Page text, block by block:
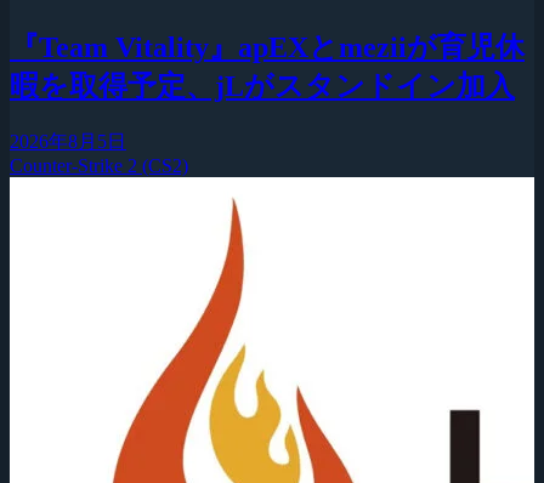
『Team Vitality』apEXとmeziiが育児休
暇を取得予定、jLがスタンドイン加入
2026年8月5日
Counter-Strike 2 (CS2)